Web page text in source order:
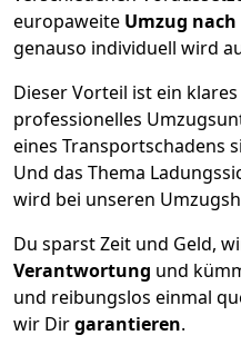
europaweite Umzug
genauso individuell wird
Dieser Vorteil ist ein
professionelles
eines Transportschadens
Und das Thema
wird bei unseren
Du sparst Zeit und Geld,
Verantwortung und
und reibungslos einmal
wir Dirgarantieren.